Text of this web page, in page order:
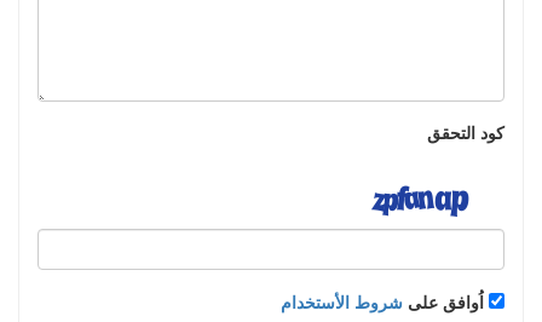
كود التحقق
اُوافق على شروط الأستخدام